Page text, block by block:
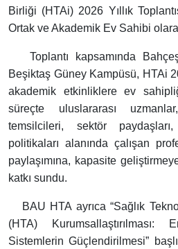
Birliği (HTAi) 2026 Yıllık
Ortak ve Akademik Ev Sahibi
Toplantı kapsamında
Beşiktaş Güney Kampüsü, HTAi
akademik etkinliklere ev
süreçte uluslararası
temsilcileri, sektör
politikaları alanında çalışan
paylaşımına, kapasite
katkı sundu.
BAU HTA ayrıca “Sağlık
(HTA) Kurumsallaştırılması:
Sistemlerin Güçlendirilmesi”